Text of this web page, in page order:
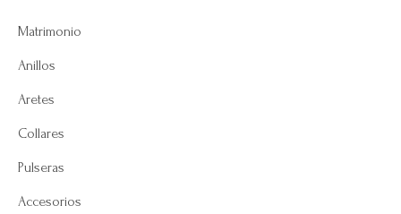
Matrimonio
Anillos
Aretes
Collares
Pulseras
Accesorios